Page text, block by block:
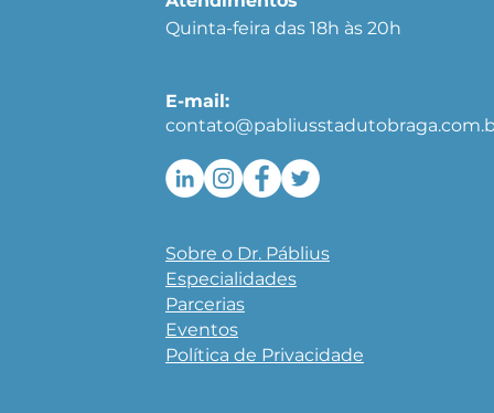
Quinta-feira das 18h às 20h
E-mail:
Sobre o Dr. Páblius
Especialidades
Parcerias
Eventos
Política de Privacidade